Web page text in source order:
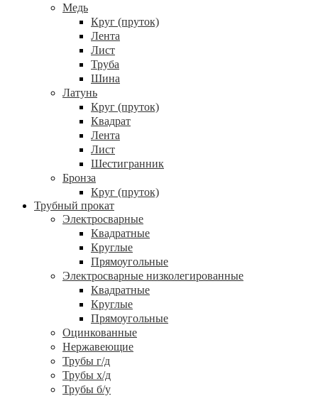
Медь
Круг (пруток)
Лента
Лист
Труба
Шина
Латунь
Круг (пруток)
Квадрат
Лента
Лист
Шестигранник
Бронза
Круг (пруток)
Трубный прокат
Электросварные
Квадратные
Круглые
Прямоугольные
Электросварные низколегированные
Квадратные
Круглые
Прямоугольные
Оцинкованные
Нержавеющие
Трубы г/д
Трубы х/д
Трубы б/у